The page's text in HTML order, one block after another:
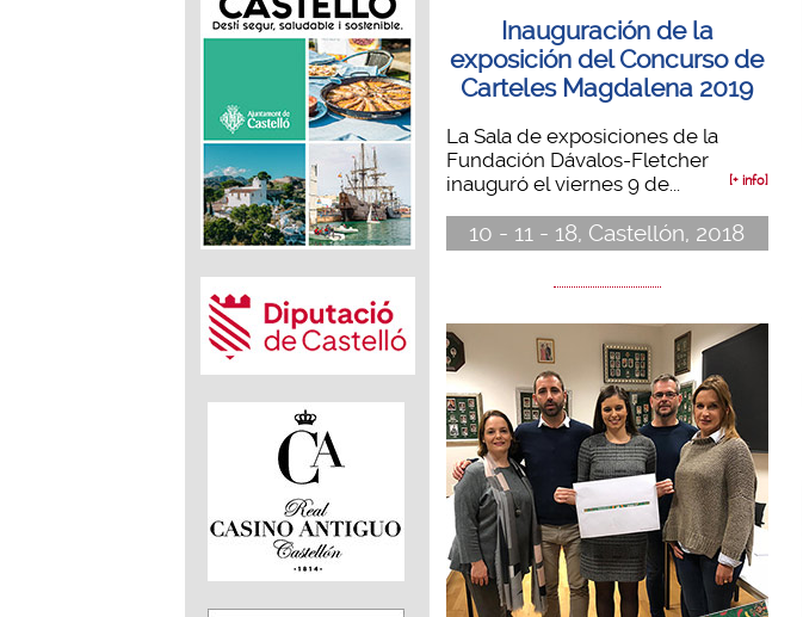
Inauguración de la
exposición del Concurso de
Carteles Magdalena 2019
La Sala de exposiciones de la
Fundación Dávalos-Fletcher
inauguró el viernes 9 de...
[+ info]
10 - 11 - 18, Castellón, 2018